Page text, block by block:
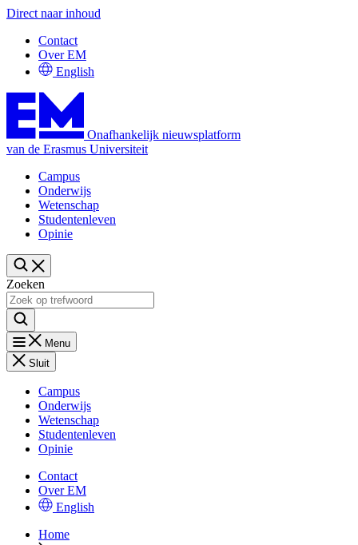
Direct naar inhoud
Contact
Over EM
English
Onafhankelijk nieuwsplatform
van de Erasmus Universiteit
Campus
Onderwijs
Wetenschap
Studentenleven
Opinie
Zoeken
Menu
Sluit
Campus
Onderwijs
Wetenschap
Studentenleven
Opinie
Contact
Over EM
English
Home